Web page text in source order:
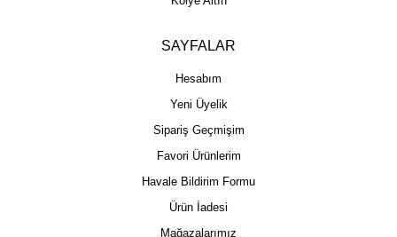
SAYFALAR
Hesabım
Yeni Üyelik
Sipariş Geçmişim
Favori Ürünlerim
Havale Bildirim Formu
Ürün İadesi
Mağazalarımız